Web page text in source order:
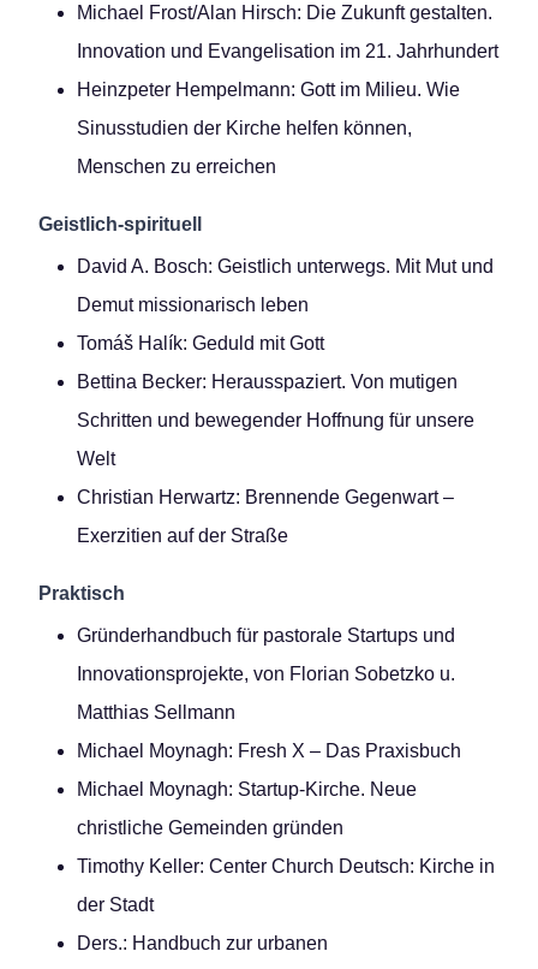
Michael Frost/Alan Hirsch: Die Zukunft gestalten.
Innovation und Evangelisation im 21. Jahrhundert
Heinzpeter Hempelmann: Gott im Milieu. Wie
Sinusstudien der Kirche helfen können,
Menschen zu erreichen
Geistlich-spirituell
David A. Bosch: Geistlich unterwegs. Mit Mut und
Demut missionarisch leben
Tomáš Halík: Geduld mit Gott
Bettina Becker: Herausspaziert. Von mutigen
Schritten und bewegender Hoffnung für unsere
Welt
Christian Herwartz: Brennende Gegenwart –
Exerzitien auf der Straße
Praktisch
Gründerhandbuch für pastorale Startups und
Innovationsprojekte, von Florian Sobetzko u.
Matthias Sellmann
Michael Moynagh: Fresh X – Das Praxisbuch
Michael Moynagh: Startup-Kirche. Neue
christliche Gemeinden gründen
Timothy Keller: Center Church Deutsch: Kirche in
der Stadt
Ders.: Handbuch zur urbanen